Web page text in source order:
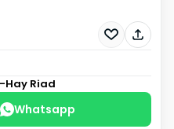
Hay Riad
Whatsapp